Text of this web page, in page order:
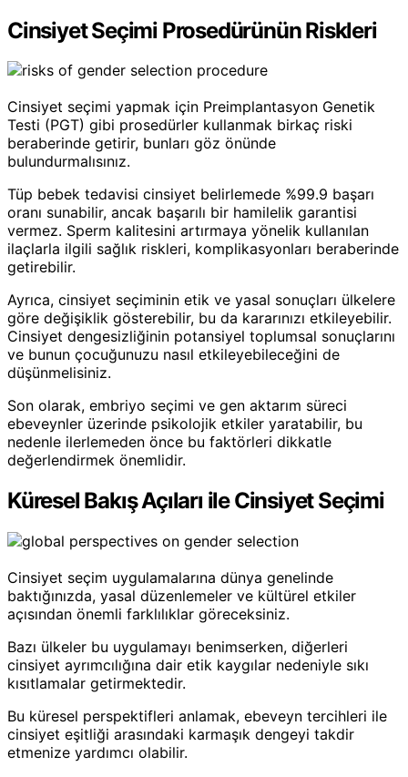
Cinsiyet Seçimi Prosedürünün Riskleri
Cinsiyet seçimi yapmak için Preimplantasyon Genetik
Testi (PGT) gibi prosedürler kullanmak birkaç riski
beraberinde getirir, bunları göz önünde
bulundurmalısınız.
Tüp bebek tedavisi cinsiyet belirlemede %99.9 başarı
oranı sunabilir, ancak başarılı bir hamilelik garantisi
vermez. Sperm kalitesini artırmaya yönelik kullanılan
ilaçlarla ilgili sağlık riskleri, komplikasyonları beraberinde
getirebilir.
Ayrıca, cinsiyet seçiminin etik ve yasal sonuçları ülkelere
göre değişiklik gösterebilir, bu da kararınızı etkileyebilir.
Cinsiyet dengesizliğinin potansiyel toplumsal sonuçlarını
ve bunun çocuğunuzu nasıl etkileyebileceğini de
düşünmelisiniz.
Son olarak, embriyo seçimi ve gen aktarım süreci
ebeveynler üzerinde psikolojik etkiler yaratabilir, bu
nedenle ilerlemeden önce bu faktörleri dikkatle
değerlendirmek önemlidir.
Küresel Bakış Açıları ile Cinsiyet Seçimi
Cinsiyet seçim uygulamalarına dünya genelinde
baktığınızda, yasal düzenlemeler ve kültürel etkiler
açısından önemli farklılıklar göreceksiniz.
Bazı ülkeler bu uygulamayı benimserken, diğerleri
cinsiyet ayrımcılığına dair etik kaygılar nedeniyle sıkı
kısıtlamalar getirmektedir.
Bu küresel perspektifleri anlamak, ebeveyn tercihleri ile
cinsiyet eşitliği arasındaki karmaşık dengeyi takdir
etmenize yardımcı olabilir.